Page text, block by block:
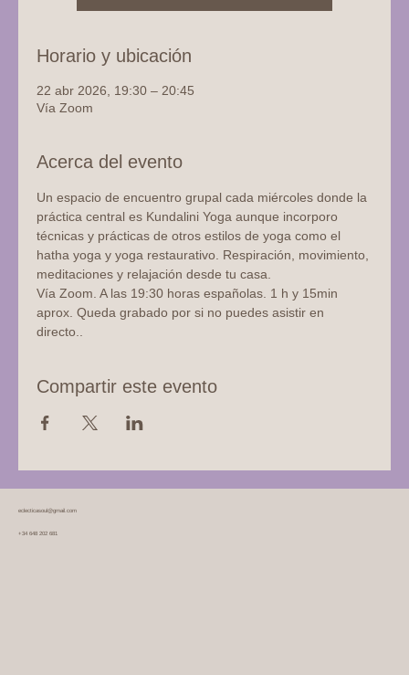
Horario y ubicación
22 abr 2026, 19:30 – 20:45
Vía Zoom
Acerca del evento
Un espacio de encuentro grupal cada miércoles donde la
práctica central es Kundalini Yoga aunque incorporo
técnicas y prácticas de otros estilos de yoga como el
hatha yoga y yoga restaurativo. Respiración, movimiento,
meditaciones y relajación desde tu casa.
Vía Zoom. A las 19:30 horas españolas. 1 h y 15min
aprox. Queda grabado por si no puedes asistir en
directo..
Compartir este evento
eclecticasoul@gmail.com
+34 648 202 681